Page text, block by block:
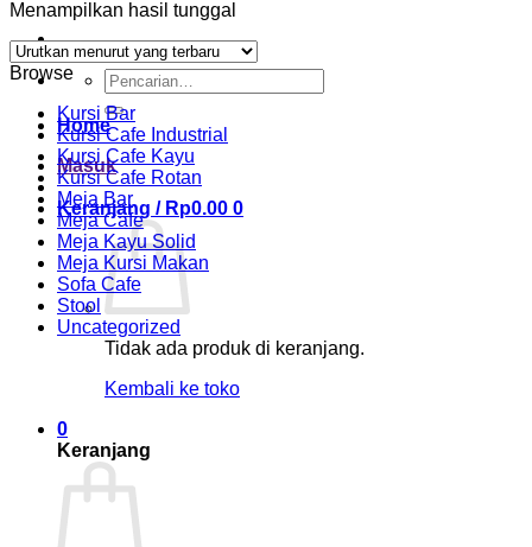
Pencarian
untuk:
Home
Masuk
Keranjang / Rp0.00 0
Tidak ada produk di keranjang.
Kembali ke toko
0
Keranjang
Menampilkan hasil tunggal
Browse
Kursi Bar
Kursi Cafe Industrial
Kursi Cafe Kayu
Kursi Cafe Rotan
Meja Bar
Meja Cafe
Meja Kayu Solid
Meja Kursi Makan
Sofa Cafe
Stool
Uncategorized